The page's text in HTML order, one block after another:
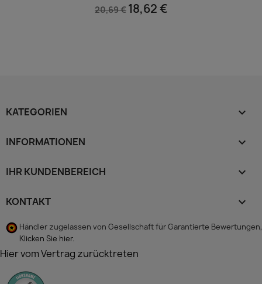
20,69 € 18,62 €
KATEGORIEN 
INFORMATIONEN 
IHR KUNDENBEREICH 
KONTAKT keyboard_arrow_down
Händler zugelassen von Gesellschaft für Garantierte Bewertungen,
Klicken Sie hier.
Hier vom Vertrag zurücktreten